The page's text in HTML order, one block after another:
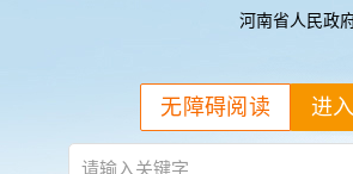
河南省人民政
进
无障碍阅读